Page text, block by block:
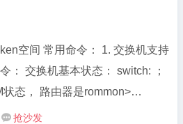
当指定的Inde ...
空间 常用命令： 1. 交换机支持
： 交换机基本状态： switch: ；
状态， 路由器是rommon>
；用户模式 hostname# ；
 抢沙发